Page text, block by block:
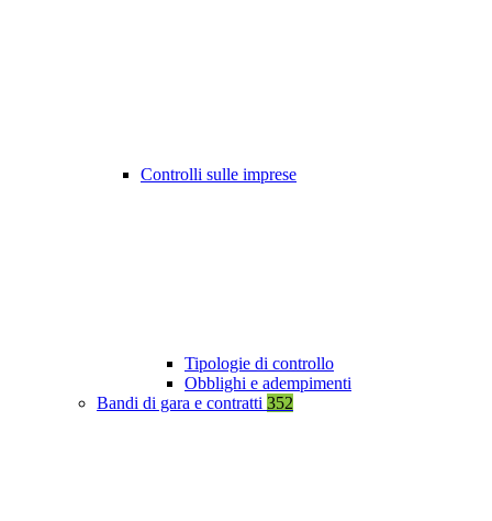
Controlli sulle imprese
Tipologie di controllo
Obblighi e adempimenti
Bandi di gara e contratti 352